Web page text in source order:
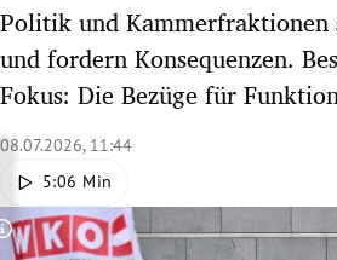
Untermenü
Untermenü
Untermenü
Politik und Kammerfraktionen
und fordern Konsequenzen.
Fokus: Die Bezüge für
08.07.2026, 11:44
5:06 Min
Copyright-Hinweis öffnen/schließen